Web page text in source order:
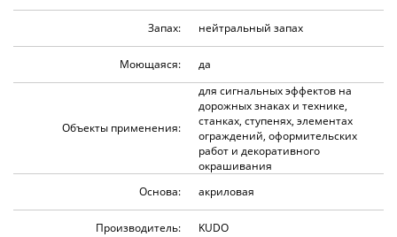
Запах: нейтральный запах
Моющаяся: да
Объекты применения:
для сигнальных эффектов на
дорожных знаках и технике,
станках, ступенях, элементах
ограждений, оформительских
работ и декоративного
окрашивания
Основа:
акриловая
Производитель: KUDO